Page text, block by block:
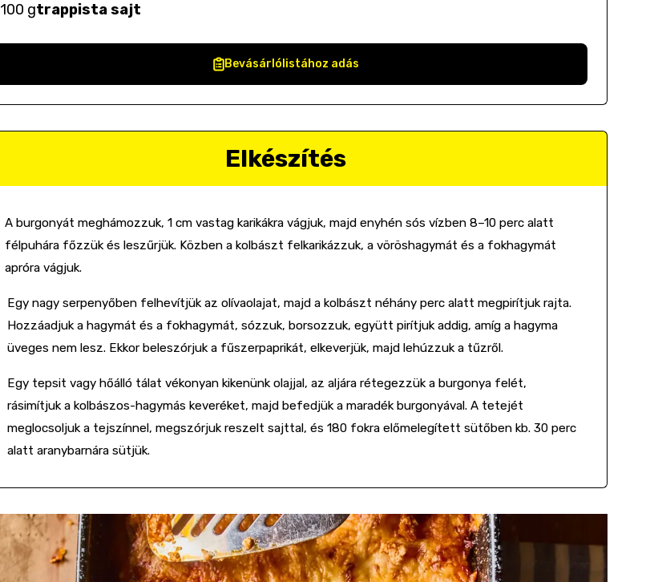
100 gtrappista sajt
Bevásárlólistához adás
Elkészítés
A burgonyát meghámozzuk, 1 cm vastag karikákra vágjuk, majd enyhén sós vízben 8–10 perc alatt
félpuhára főzzük és leszűrjük. Közben a kolbászt felkarikázzuk, a vöröshagymát és a fokhagymát
apróra vágjuk.
Egy nagy serpenyőben felhevítjük az olívaolajat, majd a kolbászt néhány perc alatt megpirítjuk rajta.
Hozzáadjuk a hagymát és a fokhagymát, sózzuk, borsozzuk, együtt pirítjuk addig, amíg a hagyma
üveges nem lesz. Ekkor beleszórjuk a fűszerpaprikát, elkeverjük, majd lehúzzuk a tűzről.
Egy tepsit vagy hőálló tálat vékonyan kikenünk olajjal, az aljára rétegezzük a burgonya felét,
rásimítjuk a kolbászos-hagymás keveréket, majd befedjük a maradék burgonyával. A tetejét
meglocsoljuk a tejszínnel, megszórjuk reszelt sajttal, és 180 fokra előmelegített sütőben kb. 30 perc
alatt aranybarnára sütjük.